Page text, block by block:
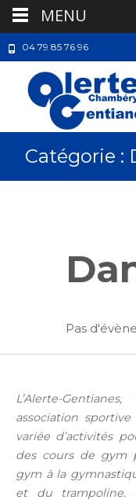
04 79 85 76 96
Catégorie :
Pas
L’Alerte-
association
variée d’activités
des cours de gym
gym à la
et du trampoline.
MENU